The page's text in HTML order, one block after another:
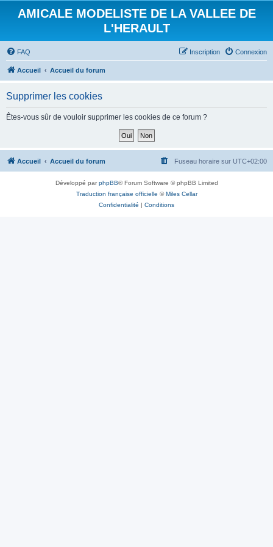
AMICALE MODELISTE DE LA VALLEE DE
L'HERAULT
FAQ Connexion
Inscription
Accueil Accueil du forum
Supprimer les cookies
Êtes-vous sûr de vouloir supprimer les cookies de ce forum ?
Accueil Accueil du forum Fuseau horaire sur UTC+02:00
Développé parphpBB® Forum Software © phpBB Limited
Traduction française officielle ©Miles Cellar
Confidentialité | Conditions